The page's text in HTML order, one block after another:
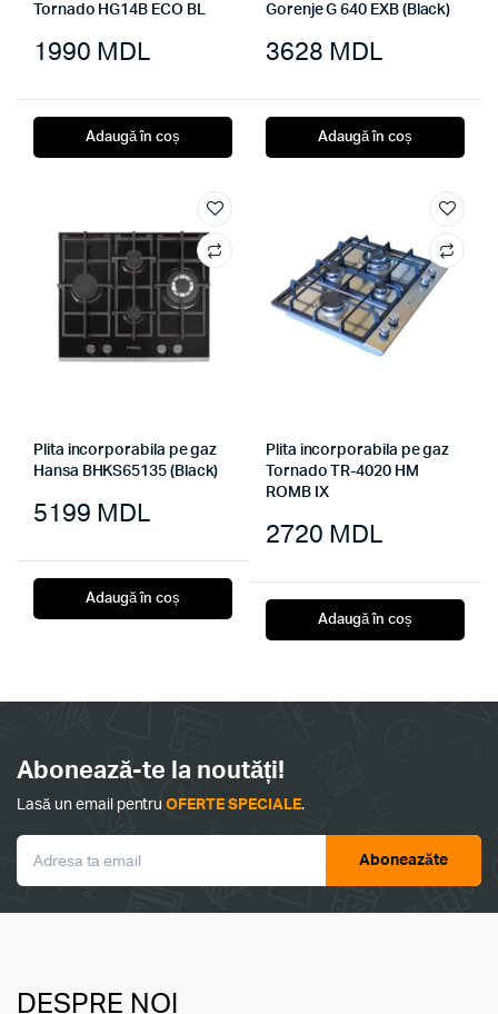
Tornado HG14B ECO BL
1990 MDL
Adaugă în coș
Gorenje G 640 EXB (Black)
3628 MDL
Adaugă în coș
Plita incorporabila pe gaz
Hansa BHKS65135 (Black)
5199 MDL
Adaugă în coș
Plita incorporabila pe gaz
Tornado TR-4020 HM
ROMB IX
2720 MDL
Adaugă în coș
Abonează-te la noutăți!
Lasă un email pentruOFERTE SPECIALE.
Aboneazăte
DESPRE NOI